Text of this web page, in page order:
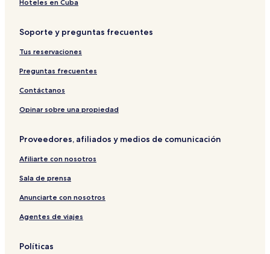
Hoteles en Cuba
Soporte y preguntas frecuentes
Tus reservaciones
Preguntas frecuentes
Contáctanos
Opinar sobre una propiedad
Proveedores, afiliados y medios de comunicación
Afiliarte con nosotros
Sala de prensa
Anunciarte con nosotros
Agentes de viajes
Políticas